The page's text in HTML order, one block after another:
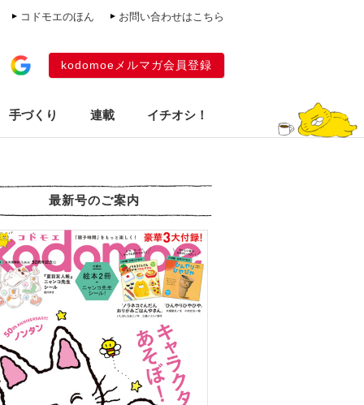
コドモエのほん お問い合わせはこちら
kodomoeメルマガ会員登録
手づくり 連載 イチオシ！
最新号のご案内